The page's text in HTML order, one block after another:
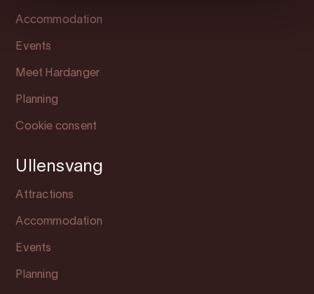
Accommodation
Events
Meet Hardanger
Planning
Cookie consent
Ullensvang
Attractions
Accommodation
Events
Planning